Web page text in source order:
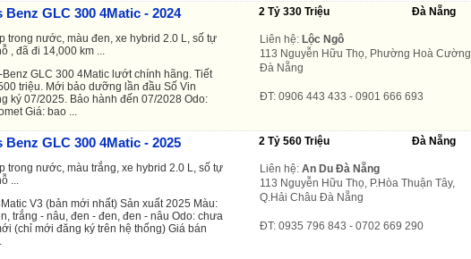
Benz GLC 300 4Matic - 2024 2 Tỷ 330 Triệu Đà Nẵng
trong nước, màu đen, xe hybrid 2.0 L, số tự
, đã đi 14,000 km ...
Benz GLC 300 4Matic lướt chính hãng. Tiết
triệu. Mới bảo dưỡng lần đầu Số Vin
ký 07/2025. Bảo hành đến 07/2028 Odo:
Giá: bao ...
Liên hệ: Lộc Ngô
113 Nguyễn Hữu Thọ, Phường Hoà Cường
Đà Nẵng
ĐT: 0906 443 433 - 0901 666 693
Benz GLC 300 4Matic - 2025 2 Tỷ 560 Triệu Đà Nẵng
trong nước, màu trắng, xe hybrid 2.0 L, số tự
...
V3 (bản mới nhất) Sản xuất 2025 Màu:
trắng - nâu, đen - đen, đen - nâu Odo: chưa
(chỉ mới đăng ký trên hệ thống) Giá bán
Liên hệ: An Du Đà Nẵng
113 Nguyễn Hữu Thọ, P.Hòa Thuận Tây,
Q.Hải Châu Đà Nẵng
ĐT: 0935 796 843 - 0702 669 290